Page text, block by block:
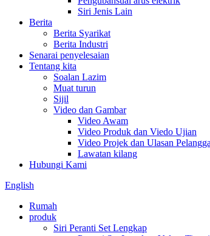
Siri Jenis Lain
Berita
Berita Syarikat
Berita Industri
Senarai penyelesaian
Tentang kita
Soalan Lazim
Muat turun
Sijil
Video dan Gambar
Video Awam
Video Produk dan Viedo Ujian
Video Projek dan Ulasan
Lawatan kilang
Hubungi Kami
English
Rumah
produk
Siri Peranti Set Lengkap